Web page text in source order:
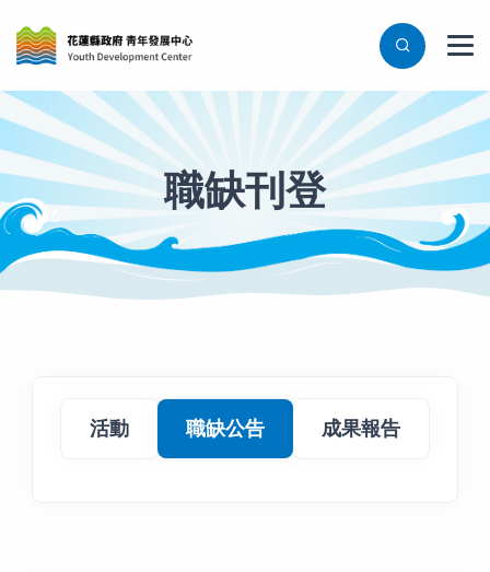
職缺刊登
活動 職缺公告 成果報告